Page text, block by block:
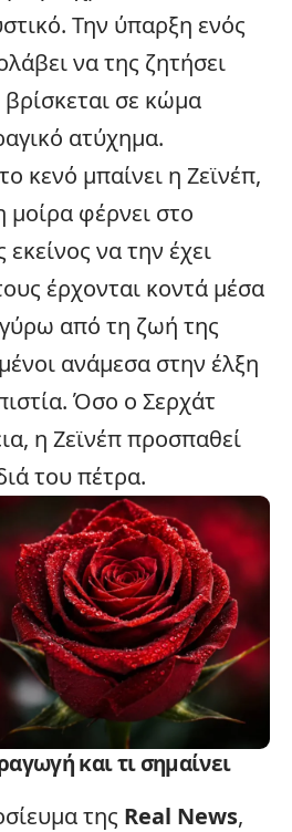
Την ύπαρξη ενός
να της ζητήσει
βρίσκεται σε κώμα
ατύχημα.
κενό μπαίνει η Ζεϊνέπ,
μοίρα φέρνει στο
να την έχει
έρχονται κοντά μέσα
από τη ζωή της
ανάμεσα στην έλξη
Όσο ο Σερχάτ
η Ζεϊνέπ προσπαθεί
του πέτρα.
και τι σημαίνει
της Real News,